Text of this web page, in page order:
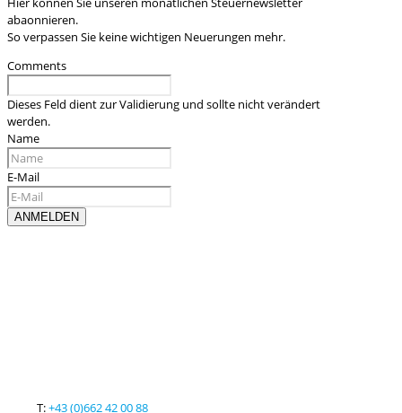
abaonnieren.
So verpassen Sie keine wichtigen Neuerungen mehr.
Comments
Dieses Feld dient zur Validierung und sollte nicht verändert
werden.
Name
E-Mail
T:+43 (0)662 42 00 88